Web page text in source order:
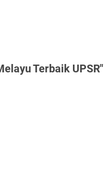
Terbaik UPSR"